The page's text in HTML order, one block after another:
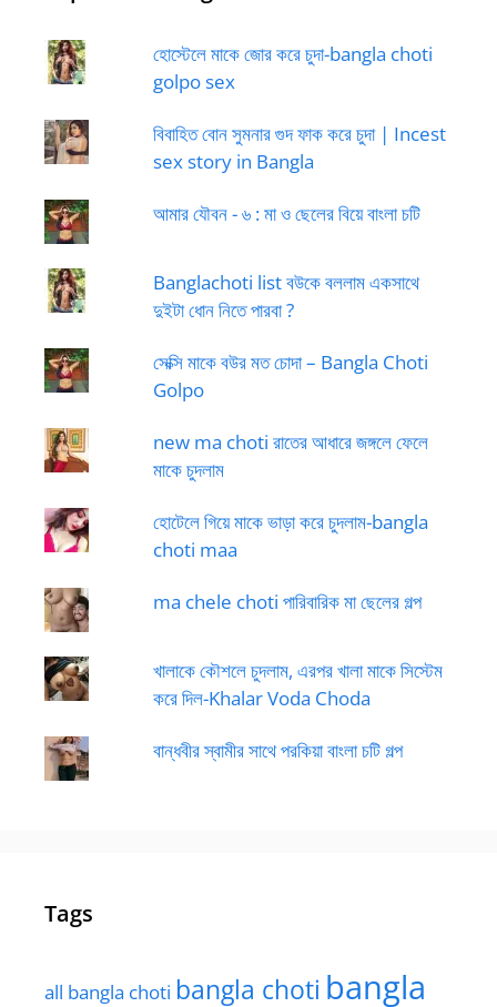
হোস্টেলে মাকে জোর করে চুদা-bangla choti
golpo sex
বিবাহিত বোন সুমনার গুদ ফাক করে চুদা | Incest
sex story in Bangla
আমার যৌবন - ৬ : মা ও ছেলের বিয়ে বাংলা চটি
Banglachoti list বউকে বললাম একসাথে
দুইটা ধোন নিতে পারবা ?
সেক্সি মাকে বউর মত চোদা – Bangla Choti
Golpo
new ma choti রাতের আধারে জঙ্গলে ফেলে
মাকে চুদলাম
হোটেলে গিয়ে মাকে ভাড়া করে চুদলাম-bangla
choti maa
ma chele choti পারিবারিক মা ছেলের গল্প
খালাকে কৌশলে চুদলাম, এরপর খালা মাকে সিস্টেম
করে দিল-Khalar Voda Choda
বান্ধবীর স্বামীর সাথে পরকিয়া বাংলা চটি গল্প
Tags
all bangla choti bangla choti bangla